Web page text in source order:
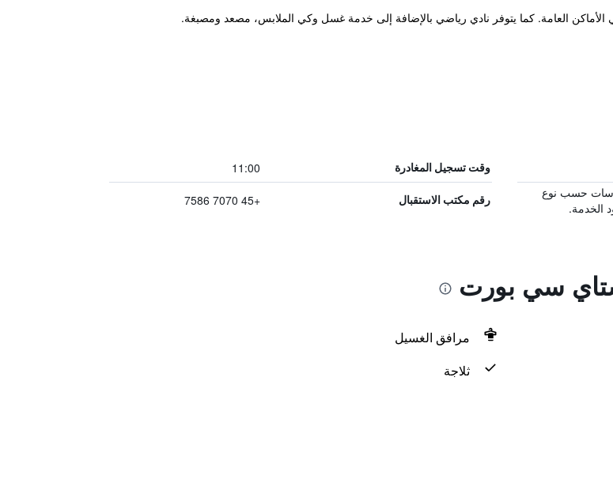
الأماكن العامة. كما يتوفر نادي رياضي بالإضافة إلى خدمة غسل وكي الملابس، مصعد ومصبغة.
وقت تسجيل المغادرة 11:00
حسب نوع
الخدمة.
رقم مكتب الاستقبال +45 7070 7586
ستاي سي بورت
مرافق الغسيل
ثلاجة